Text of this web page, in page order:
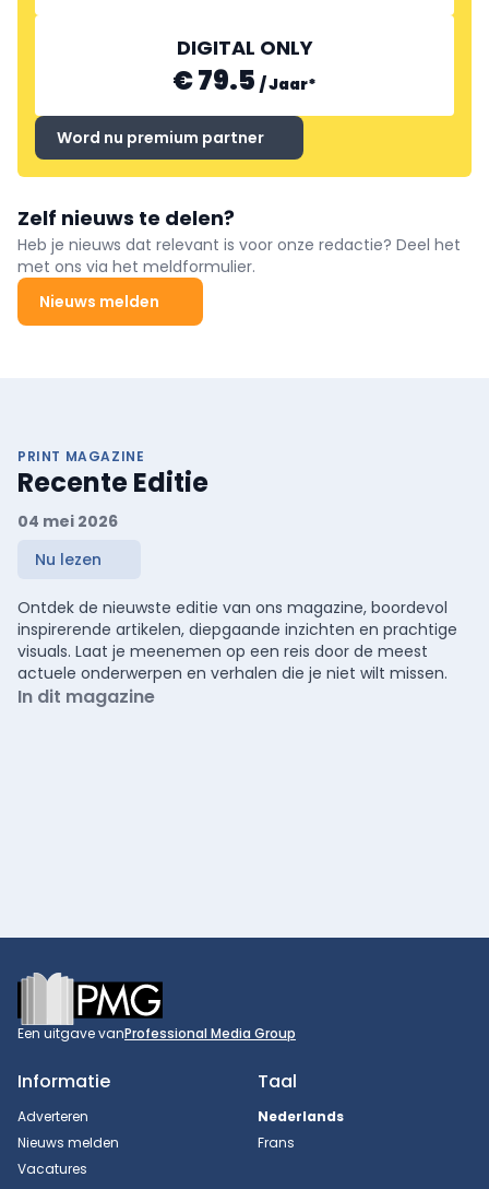
DIGITAL ONLY
€ 79.5 /Jaar*
Word nu premium partner
Zelf nieuws te delen?
Heb je nieuws dat relevant is voor onze redactie? Deel het
met ons via het meldformulier.
Nieuws melden
PRINT MAGAZINE
Recente Editie
04 mei 2026
Nu lezen
Ontdek de nieuwste editie van ons magazine, boordevol
inspirerende artikelen, diepgaande inzichten en prachtige
visuals. Laat je meenemen op een reis door de meest
actuele onderwerpen en verhalen die je niet wilt missen.
In dit magazine
Footer
Een uitgave vanProfessional Media Group
Informatie
Adverteren
Nieuws melden
Vacatures
Taal
Nederlands
Frans